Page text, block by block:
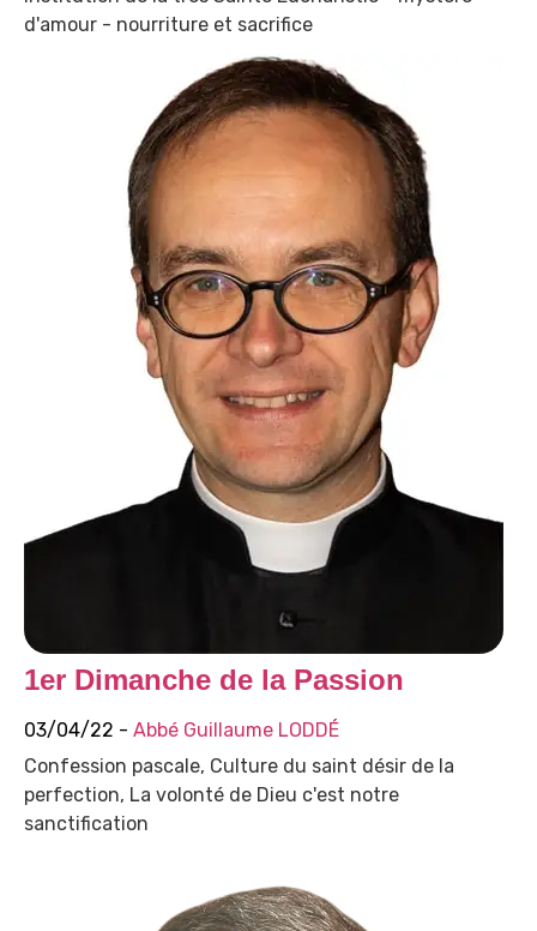
d'amour - nourriture et sacrifice
1er Dimanche de la Passion
03/04/22 - Abbé Guillaume LODDÉ
Confession pascale, Culture du saint désir de la
perfection, La volonté de Dieu c'est notre
sanctification